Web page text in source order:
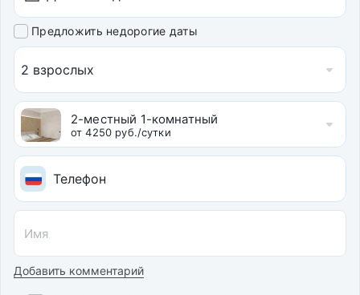
Предложить недорогие даты
2 взрослых
2-местный 1-комнатный
от 4250 руб./сутки
Добавить комментарий